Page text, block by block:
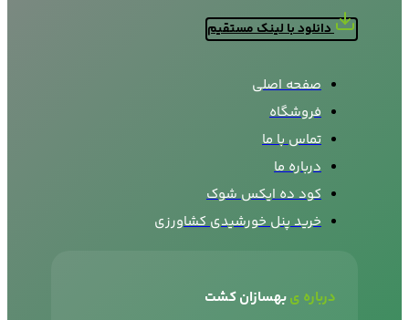
دانلود با لینک مستقیم
صفحه اصلی
فروشگاه
تماس با ما
درباره ما
کود ده ایکس شوک
خرید پنل خورشیدی کشاورزی
درباره یبهسازان کشت